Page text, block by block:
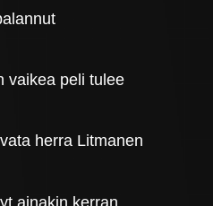
vaikea peli tulee
herra Litmanen
ainakin kerran